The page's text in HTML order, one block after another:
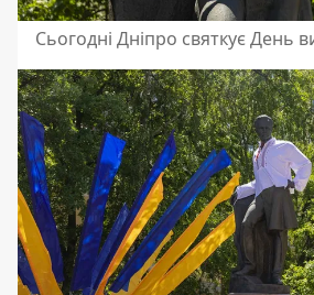
Сьогодні Дніпро святкує День